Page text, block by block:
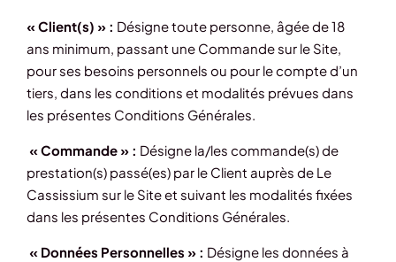
« Client(s) » : Désigne toute personne, âgée de 18
ans minimum, passant une Commande sur le Site,
pour ses besoins personnels ou pour le compte d’un
tiers, dans les conditions et modalités prévues dans
les présentes Conditions Générales.
« Commande » : Désigne la/les commande(s) de
prestation(s) passé(es) par le Client auprès de Le
Cassissium sur le Site et suivant les modalités fixées
dans les présentes Conditions Générales.
« Données Personnelles » : Désigne les données à